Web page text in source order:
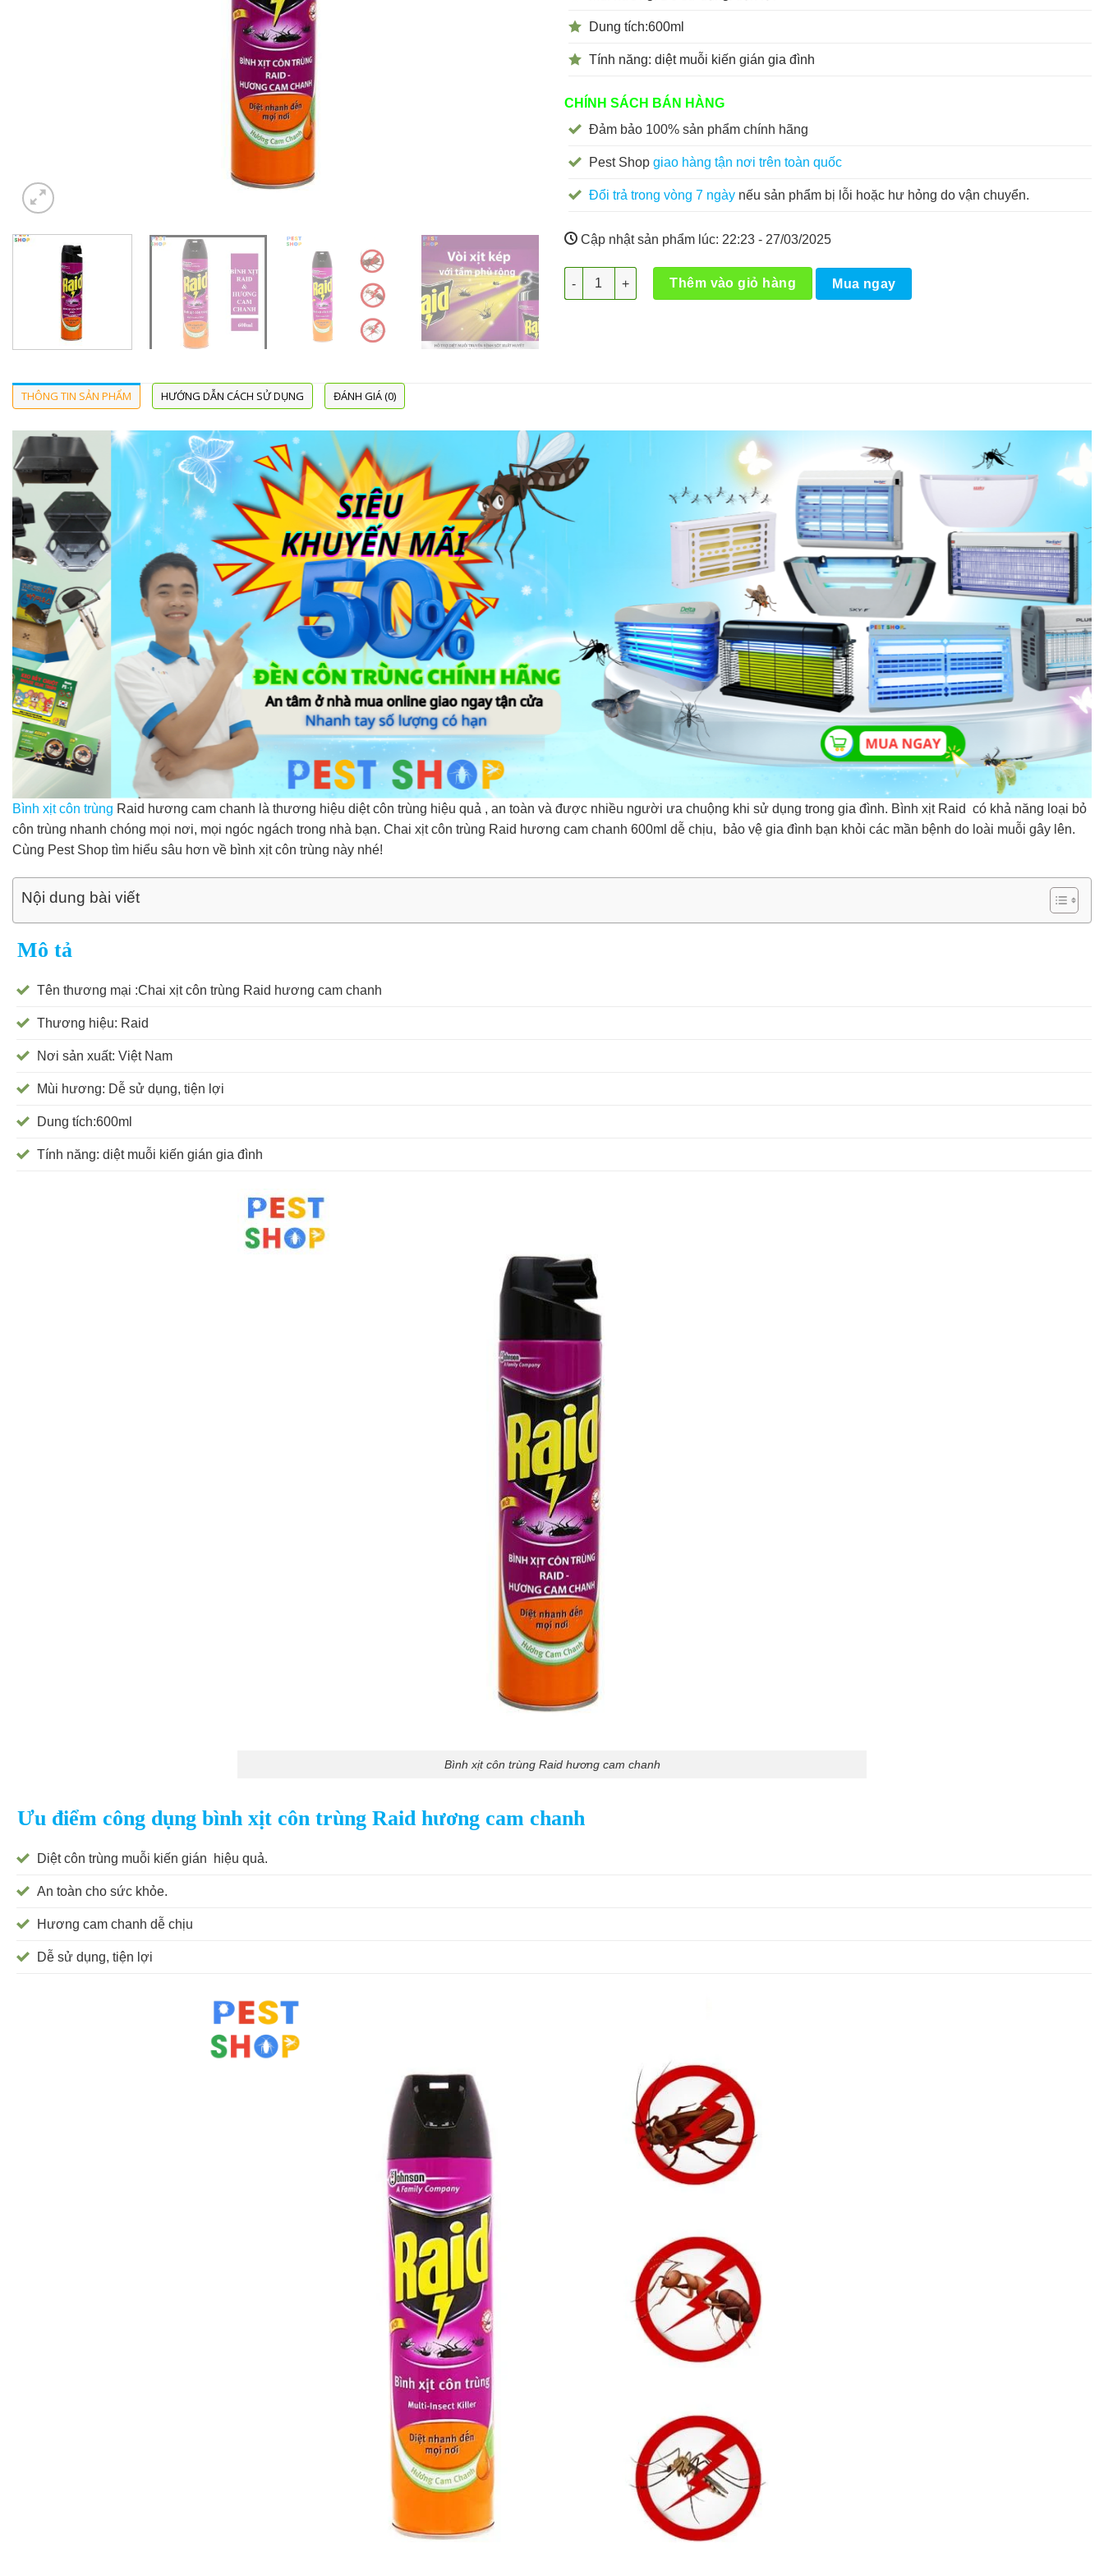
Dung tích:600ml
Tính năng: diệt muỗi kiến gián gia đình
CHÍNH SÁCH BÁN HÀNG
Đảm bảo 100% sản phẩm chính hãng
Pest Shop giao hàng tận nơi trên toàn quốc
Đổi trả trong vòng 7 ngày nếu sản phẩm bị lỗi hoặc hư hỏng do vận chuyển.
Cập nhật sản phẩm lúc: 22:23 - 27/03/2025
Bình xịt Raid hương cam chanh số lượng
Thêm vào giỏ hàng Mua ngay
THÔNG TIN SẢN PHẨM HƯỚNG DẪN CÁCH SỬ DỤNG ĐÁNH GIÁ (0)
Bình xịt côn trùng Raid hương cam chanh là thương hiệu diệt côn trùng hiệu quả , an toàn và được nhiều người ưa chuộng khi sử dụng trong gia đình. Bình xịt Raid có khả năng loại bỏ
côn trùng nhanh chóng mọi nơi, mọi ngóc ngách trong nhà bạn. Chai xịt côn trùng Raid hương cam chanh 600ml dễ chịu, bảo vệ gia đình bạn khỏi các mần bệnh do loài muỗi gây lên.
Cùng Pest Shop tìm hiểu sâu hơn về bình xịt côn trùng này nhé!
Nội dung bài viết
Mô tả
Tên thương mại :Chai xịt côn trùng Raid hương cam chanh
Thương hiệu: Raid
Nơi sản xuất: Việt Nam
Mùi hương: Dễ sử dụng, tiện lợi
Dung tích:600ml
Tính năng: diệt muỗi kiến gián gia đình
Bình xịt côn trùng Raid hương cam chanh
Ưu điểm công dụng bình xịt côn trùng Raid hương cam chanh
Diệt côn trùng muỗi kiến gián hiệu quả.
An toàn cho sức khỏe.
Hương cam chanh dễ chịu
Dễ sử dụng, tiện lợi